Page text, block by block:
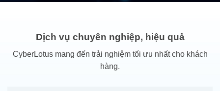
Dịch vụ chuyên nghiệp, hiệu quả
CyberLotus mang đến trải nghiệm tối ưu nhất cho khách
hàng.